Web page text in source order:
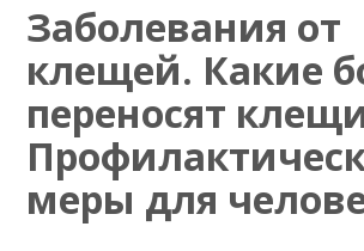
Заболевания от
клещей. Какие
переносят
меры для